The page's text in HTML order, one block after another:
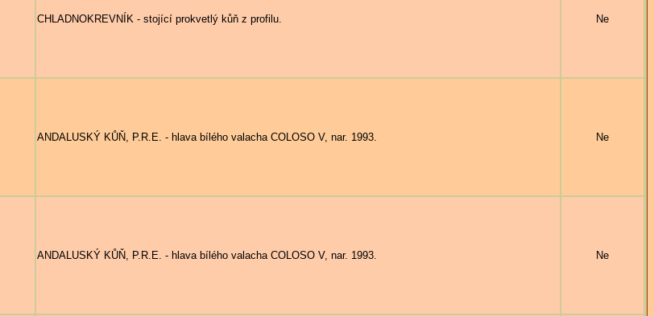
CHLADNOKREVNÍK - stojící prokvetlý kůň z profilu. Ne
ANDALUSKÝ KŮŇ, P.R.E. - hlava bílého valacha COLOSO V, nar. 1993. Ne
ANDALUSKÝ KŮŇ, P.R.E. - hlava bílého valacha COLOSO V, nar. 1993. Ne